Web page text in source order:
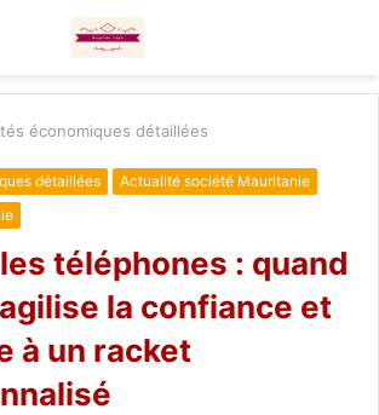
économiques détaillées
détaillées
Actualité société Mauritanie
téléphones : quand
la confiance et
à un racket